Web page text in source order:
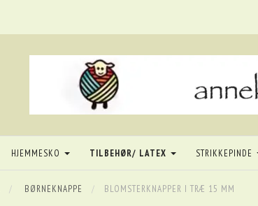
HJEMMESKO TILBEHØR/ LATEX STRIKKEPINDE
BØRNEKNAPPE BLOMSTERKNAPPER I TRÆ 15 MM